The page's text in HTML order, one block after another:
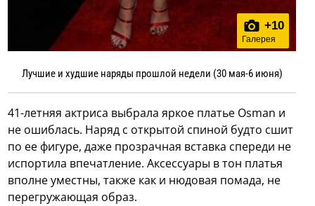
+10
Галерея
Лучшие и худшие наряды прошлой недели (30 мая-6 июня)
41-летняя актриса выбрала яркое платье Osman и
не ошиблась. Наряд с открытой спиной будто сшит
по ее фигуре, даже прозрачная вставка спереди не
испортила впечатление. Аксессуары в тон платья
вполне уместны, также как и нюдовая помада, не
перегружающая образ.